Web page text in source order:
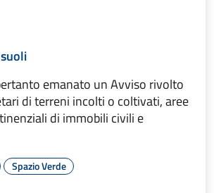
emanato un Avviso rivolto
di terreni incolti o coltivati, aree
di immobili civili e
Spazio Verde